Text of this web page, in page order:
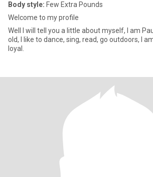
Body style: Few Extra Pounds
Welcome to my profile
Well I will tell you a little about myself, I am
old, I like to dance, sing, read, go outdoors, I
loyal.